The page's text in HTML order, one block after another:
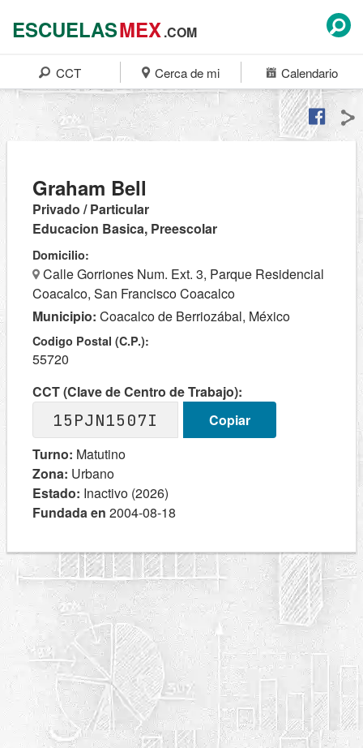
ESCUELASMEX.COM
CCT Cerca de mi Calendario
Graham Bell
Privado / Particular
Educacion Basica, Preescolar
Domicilio:
Calle Gorriones Num. Ext. 3, Parque Residencial
Coacalco, San Francisco Coacalco
Municipio: Coacalco de Berriozábal, México
Codigo Postal (C.P.):
55720
CCT (Clave de Centro de Trabajo):
15PJN1507I
Copiar
Turno: Matutino
Zona: Urbano
Estado: Inactivo (2026)
Fundada en 2004-08-18